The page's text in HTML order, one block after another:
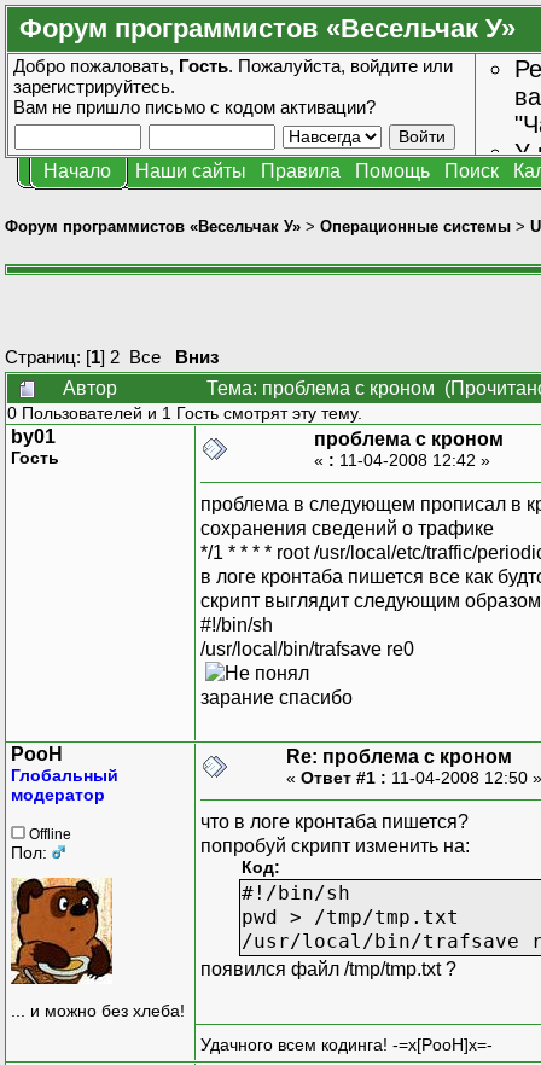
Форум программистов «Весельчак У»
Добро пожаловать, Гость. Пожалуйста, войдите или
зарегистрируйтесь.
Вам не пришло письмо с кодом активации?
У
Начало Наши сайты Правила Помощь Поиск
Форум программистов «Весельчак У» > Операционные системы >
Страниц: [1] 2 Все
Вниз
Автор
Тема: проблема с кроном
0 Пользователей и 1 Гость смотрят эту тему.
by01
Гость
проблема с кроном
« : 11-04-2008 12:42 »
проблема в следующем прописал в
сохранения сведений о трафике
*/1 * * * * root /usr/local/etc/traffic/
в логе кронтаба пишется все как
скрипт выглядит следующим образом
#!/bin/sh
/usr/local/bin/trafsave re0
зарание спасибо
PooH
Глобальный
модератор
Offline
Пол:
... и можно без хлеба!
Re: проблема с кроном
« Ответ #1 : 11-04-2008 12:50
что в логе кронтаба пишется?
попробуй скрипт изменить на:
Код:
#!/bin/sh
pwd > /tmp/tmp.txt
/usr/local/bin/trafsave
появился файл /tmp/tmp.txt ?
Удачного всем кодинга! -=x[PooH]x=-